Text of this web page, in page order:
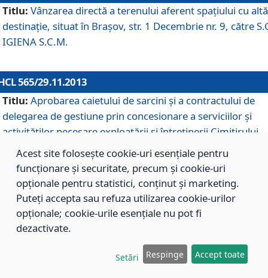
Titlu: Vânzarea directă a terenului aferent spaţiului cu altă
destinaţie, situat în Braşov, str. 1 Decembrie nr. 9, către
IGIENA S.C.M.
565/29.11.2013
Titlu: Aprobarea caietului de sarcini şi a contractului de
delegarea de gestiune prin concesionare a serviciilor şi
activităţilor necesare exploatării şi întreţinerii Cimitirului
Municipal Braşov situat în str. Dimitrie Anghel nr. 19.
564/29.11.2013
Titlu: Completarea şi modificarea H.C.L. nr. 446/2013,
care s-a aprobat studiul de fundamentare pentru
Acest site folosește cookie-uri esențiale pentru
funcționare și securitate, precum și cookie-uri
opționale pentru statistici, conținut și marketing.
Puteți accepta sau refuza utilizarea cookie-urilor
opționale; cookie-urile esențiale nu pot fi
dezactivate.
Setări Respinge Accept toate